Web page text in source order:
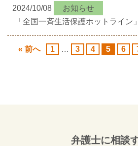
2024/10/08
お知らせ
「全国一斉生活保護ホットライン
« 前へ 1 … 3 4 5 6
弁護士に相談